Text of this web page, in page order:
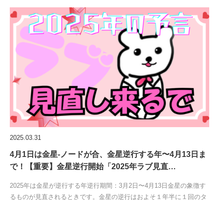
2025.03.31
4月1日は金星-ノードが合、金星逆行する年〜4月13日ま
で！【重要】金星逆行開始「2025年ラブ見直…
2025年は金星が逆行する年逆行期間：3月2日〜4月13日金星の象徴す
るものが見直されるときです。金星の逆行はおよそ１年半に１回のタ